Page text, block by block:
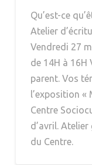
Qu’est-ce
Atelier
Vendredi 27
de 14H à 16H
parent. Vos
l’exposition «
Centre
d’avril.
du Centre.